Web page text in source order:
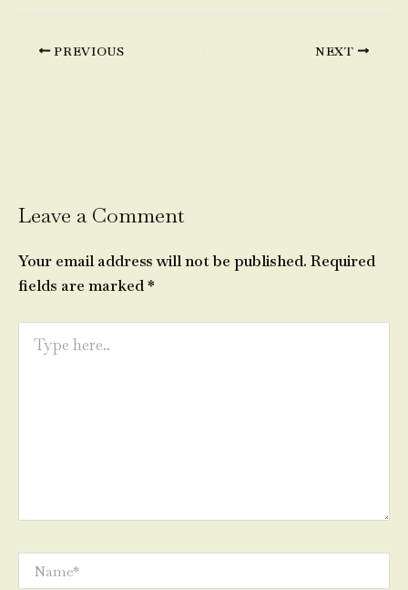
PREVIOUS NEXT
Leave a Comment
Your email address will not be published. Required
fields are marked*
here..